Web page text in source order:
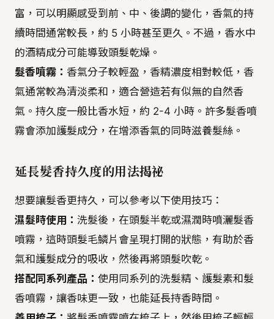
富，可以明顯感受到前、中、後調的變化，香氣的持
續時間通常較長，約 5 小時甚至更久。不過，香水中
的酒精成分可能導致頭髮乾燥。
髮香噴霧： 香氣分子較輕盈，香精濃度相對較低，香
氣通常較為清淡柔和，適合營造若有似無的自然香
氣。持久度一般比香水短，約 2-4 小時。許多髮香噴
霧會添加護髮成分，在增添香氣的同時滋養髮絲。
延長髮香持久度的用法揭祕
想要讓髮香更持久，可以參考以下使用技巧：
濕髮時使用： 洗髮後，在頭髮半乾或濕潤時噴灑髮香
噴霧，這時頭髮毛鱗片會呈現打開的狀態，有助於香
氣和護髮成分的吸收，然後再將頭髮吹乾。
搭配同系列產品： 使用同系列的洗髮精、護髮素和髮
香噴霧，讓香味更一致，也能延長持香時間。